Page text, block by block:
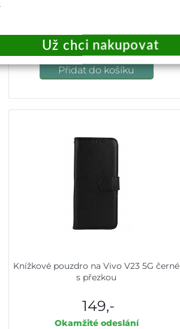
Okamžité odeslání
Přidat do košíku
Knížkové pouzdro na Vivo V23 5G černé
s přezkou
149,-
Okamžité odeslání